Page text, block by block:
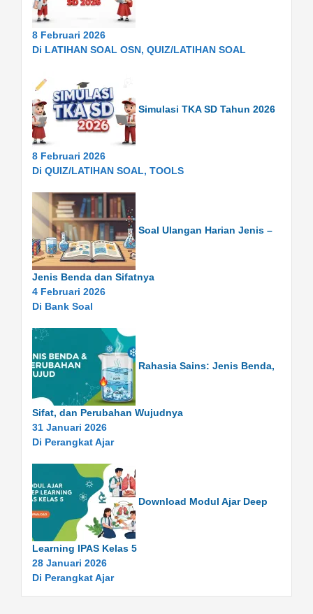
8 Februari 2026
Di LATIHAN SOAL OSN, QUIZ/LATIHAN SOAL
Simulasi TKA SD Tahun 2026
8 Februari 2026
Di QUIZ/LATIHAN SOAL, TOOLS
Soal Ulangan Harian Jenis –
Jenis Benda dan Sifatnya
4 Februari 2026
Di Bank Soal
Rahasia Sains: Jenis Benda,
Sifat, dan Perubahan Wujudnya
31 Januari 2026
Di Perangkat Ajar
Download Modul Ajar Deep
Learning IPAS Kelas 5
28 Januari 2026
Di Perangkat Ajar